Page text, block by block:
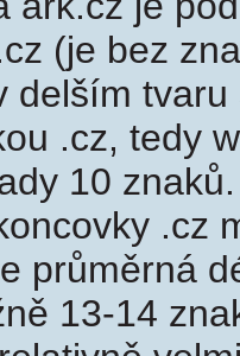
(je bez
delším
.cz, tedy
10
.cz
průměrná
13-14